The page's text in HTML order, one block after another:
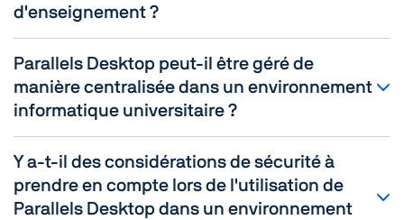
d'enseignement ?
Parallels Desktop peut-il être géré de
manière centralisée dans un environnement
informatique universitaire ?
Y a-t-il des considérations de sécurité à
prendre en compte lors de l'utilisation de
Parallels Desktop dans un environnement